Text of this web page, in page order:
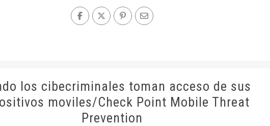
los cibecriminales toman acceso de sus
moviles/Check Point Mobile Threat
Prevention